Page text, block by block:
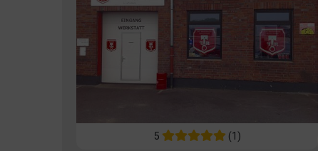
5 (1)